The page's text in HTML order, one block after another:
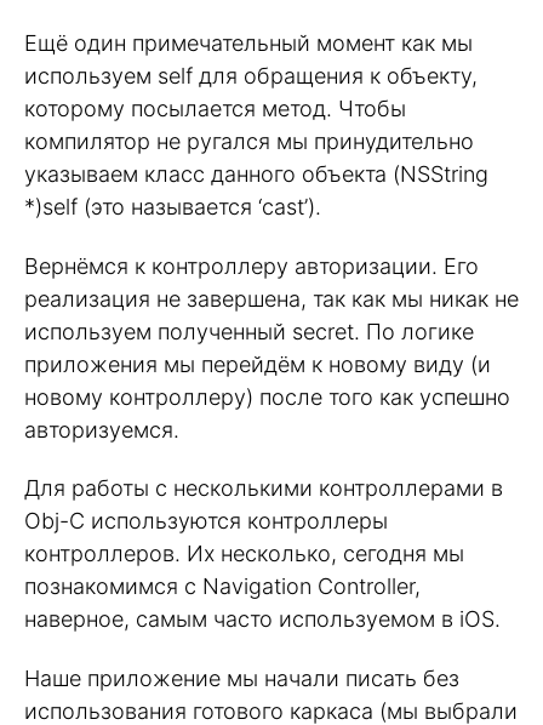
Ещё один примечательный момент как мы
используем self для обращения к объекту,
которому посылается метод. Чтобы
компилятор не ругался мы принудительно
указываем класс данного объекта (NSString
*)self (это называется ‘cast’).
Вернёмся к контроллеру авторизации. Его
реализация не завершена, так как мы никак не
используем полученный secret. По логике
приложения мы перейдём к новому виду (и
новому контроллеру) после того как успешно
авторизуемся.
Для работы с несколькими контроллерами в
Obj-C используются контроллеры
контроллеров. Их несколько, сегодня мы
познакомимся с Navigation Controller,
наверное, самым часто используемом в iOS.
Наше приложение мы начали писать без
использования готового каркаса (мы выбрали